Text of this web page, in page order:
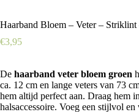
Haarband Bloem – Veter – Striklint
€3,95
De haarband veter bloem groen
ca. 12 cm en lange veters van 73
hem altijd perfect aan. Draag hem
halsaccessoire. Voeg een stijlvol